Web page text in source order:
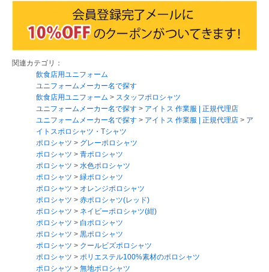
関連カテゴリ：
飲食店用ユニフォーム
ユニフォームメーカー名で探す
飲食店用ユニフォーム > スタッフポロシャツ
ユニフォームメーカー名で探す > アイトス 作業服 | 正規代理店
ユニフォームメーカー名で探す > アイトス 作業服 | 正規代理店 > ア
イトスポロシャツ・Tシャツ
ポロシャツ > グレーポロシャツ
ポロシャツ > 青ポロシャツ
ポロシャツ > 水色ポロシャツ
ポロシャツ > 緑ポロシャツ
ポロシャツ > オレンジポロシャツ
ポロシャツ > 赤ポロシャツ(レッド)
ポロシャツ > ネイビーポロシャツ(紺)
ポロシャツ > 白ポロシャツ
ポロシャツ > 黒ポロシャツ
ポロシャツ > クールビズポロシャツ
ポロシャツ > ポリエステル100%素材のポロシャツ
ポロシャツ > 無地ポロシャツ